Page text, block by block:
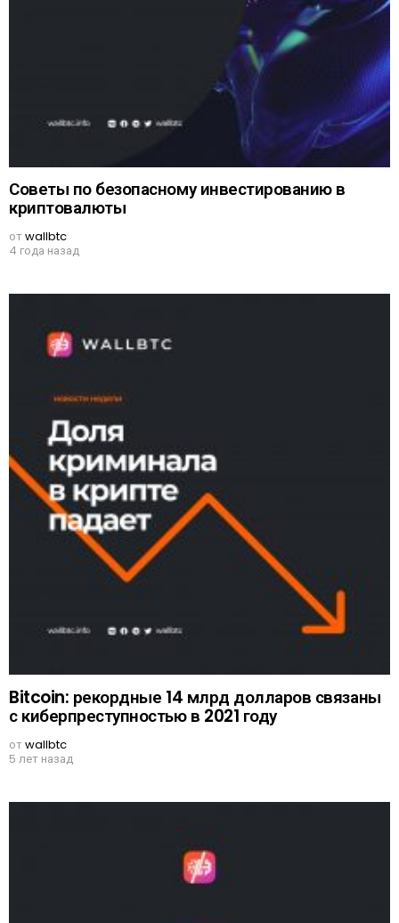
Советы по безопасному инвестированию в
криптовалюты
отwallbtc
4 года назад
Bitcoin: рекордные 14 млрд долларов связаны
с киберпреступностью в 2021 году
отwallbtc
5 лет назад